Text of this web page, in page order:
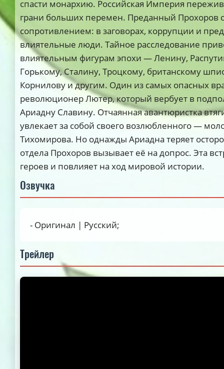
спасти монархию. Российская Империя
грани больших перемен. Преданный Прохоров
сопротивлением: в заговорах, коррупции и
влиятельные люди. Тайное расследование
влиятельным фигурам эпохи — Ленину,
Горькому, Сталину, Троцкому, британскому
Корнилову и другим. Один из самых опасных
революционер Лютер, который вербует в
Ариадну Славину. Отчаянная авантюристка
увлекает за собой своего возлюбленного —
Тихомирова. Но однажды Ариадна теряет
отдела Прохоров вызывает её на допрос. Эта
героев и повлияет на ход мировой истории.
Озвучка
- Оригинал | Русский;
Трейлер